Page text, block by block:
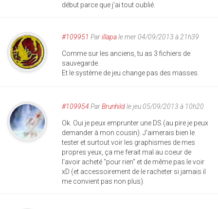
début parce que j'ai tout oublié.
#109951 Parillapale mer 04/09/2013 à 21h39
Comme sur les anciens, tu as 3 fichiers de
sauvegarde.
Et le système de jeu change pas des masses.
#109954 ParBrunhildle jeu 05/09/2013 à 10h20
Ok. Oui je peux emprunter une DS (au pire je peux
demander à mon cousin). J'aimerais bien le
tester et surtout voir les graphismes de mes
propres yeux, ça me ferait mal au coeur de
l'avoir acheté "pour rien" et de même pas le voir
xD (et accessoirement de le racheter si jamais il
me convient pas non plus).